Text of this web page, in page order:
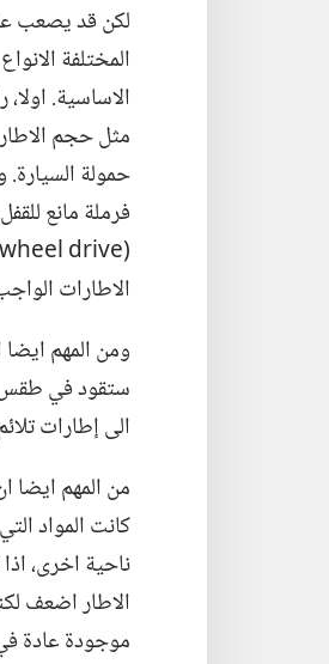
لكن قد يصعب
المختلفة
الاساسية.‏
مثل حجم
حمولة السيارة.‏
الاطارات
ومن المهم
ستقود في طقس
الى إطارات
من المهم ايضا
كانت المواد
ناحية اخرى،‏
الاطار اضعف
موجودة عادة